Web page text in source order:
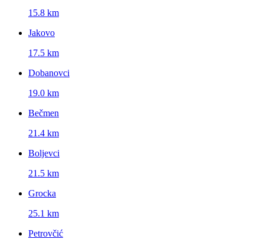
15.8 km
Jakovo
17.5 km
Dobanovci
19.0 km
Bečmen
21.4 km
Boljevci
21.5 km
Grocka
25.1 km
Petrovčić